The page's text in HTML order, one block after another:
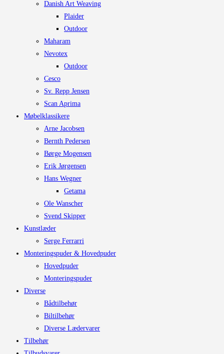
Danish Art Weaving
Plaider
Outdoor
Maharam
Nevotex
Outdoor
Cesco
Sv. Repp Jensen
Scan Aprima
Møbelklassikere
Arne Jacobsen
Bernth Pedersen
Børge Mogensen
Erik Jørgensen
Hans Wegner
Getama
Ole Wanscher
Svend Skipper
Kunstlæder
Serge Ferrarri
Monteringspuder & Hovedpuder
Hovedpuder
Monteringspuder
Diverse
Bådtilbehør
Biltilbehør
Diverse Lædervarer
Tilbehør